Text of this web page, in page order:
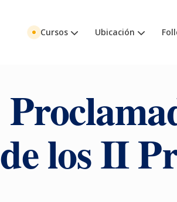
Cursos Ubicación
de los II